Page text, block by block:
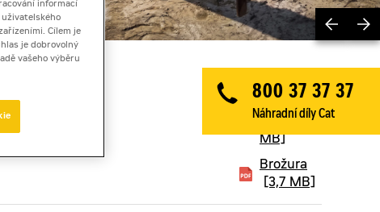
800 37 37 37
Náhradní díly Cat
Technický
list [6,8
MB]
Brožura
[3,7 MB]
informací
uživatelského
Cílem je
je dobrovolný
vašeho výběru